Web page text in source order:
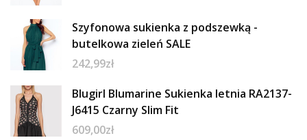
Szyfonowa sukienka z podszewką -
butelkowa zieleń SALE
242,99zł
Blugirl Blumarine Sukienka letnia RA2137-
J6415 Czarny Slim Fit
609,00zł